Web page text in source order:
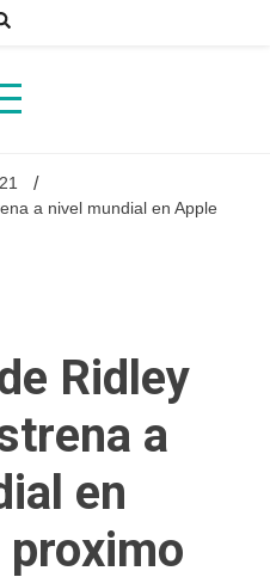
México y el mundo
21
a nivel mundial en Apple
Ridley
a
en
proximo